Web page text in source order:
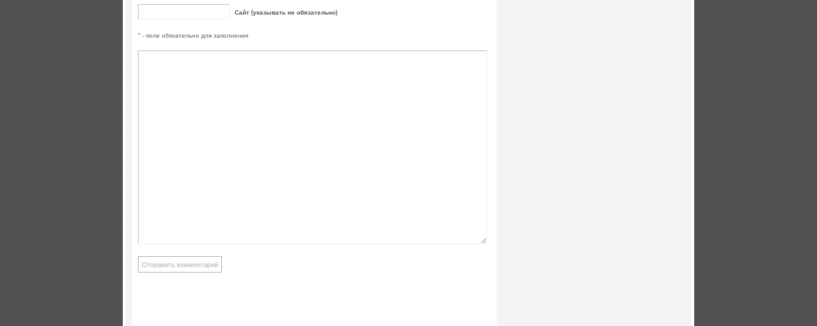
Сайт (указывать не обязательно)
* - поле обязательно для заполнения